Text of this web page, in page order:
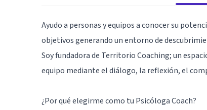
Ayudo a personas y equipos a conocer su
objetivos generando un entorno de
Soy fundadora de Territorio Coaching; un
equipo mediante el diálogo, la reflexión, el
¿Por qué elegirme como tu Psicóloga Coach?